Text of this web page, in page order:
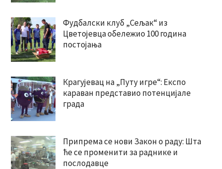
Фудбалски клуб „Сељак“ из
Цветојевца обележио 100 година
постојања
Крагујевац на „Путу игре“: Експо
караван представио потенцијале
града
Припрема се нови Закон о раду: Шта
ће се променити за раднике и
послодавце